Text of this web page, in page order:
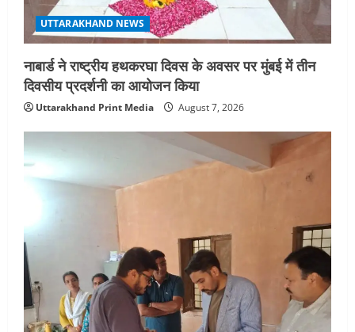
UTTARAKHAND NEWS
नाबार्ड ने राष्ट्रीय हथकरघा दिवस के अवसर पर मुंबई में तीन
दिवसीय प्रदर्शनी का आयोजन किया
Uttarakhand Print Media August 7, 2026